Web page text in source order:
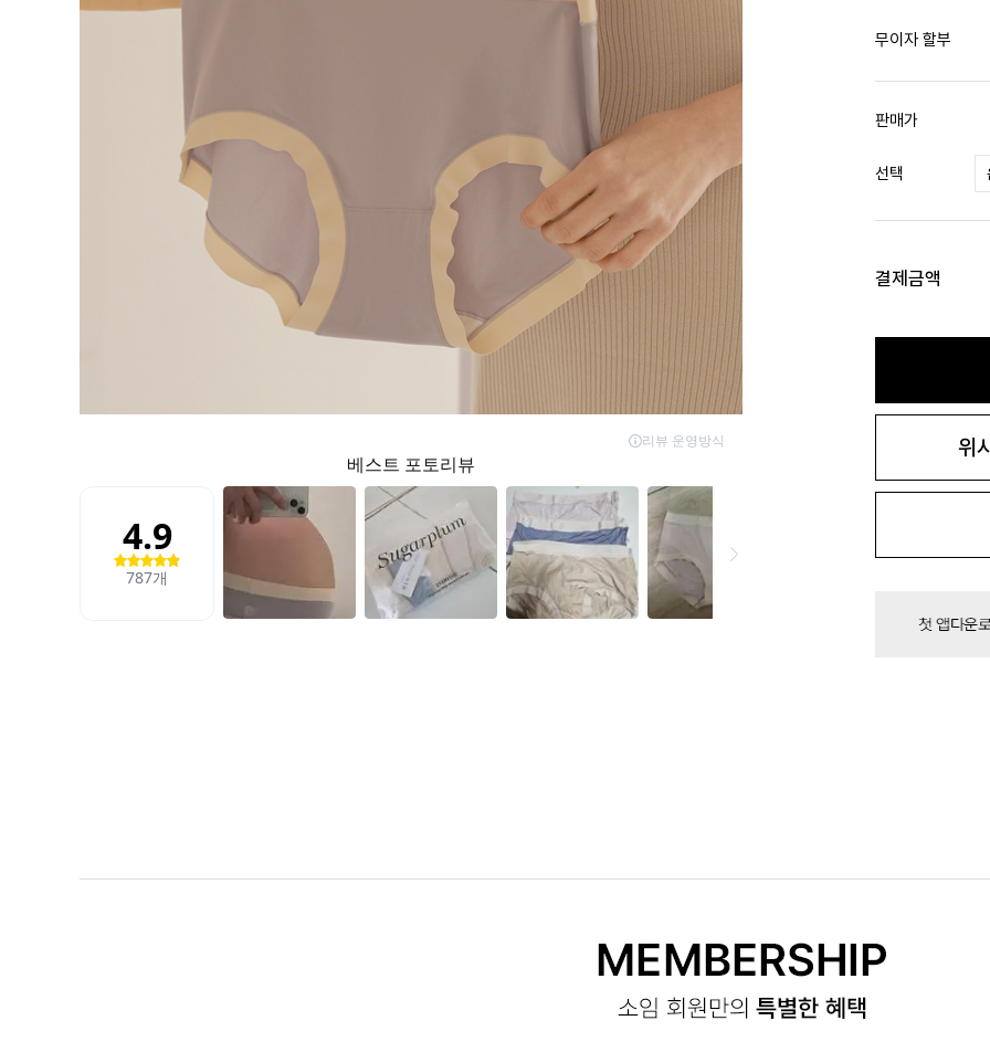
무이자 할부
판매가
선택
결제금액
위